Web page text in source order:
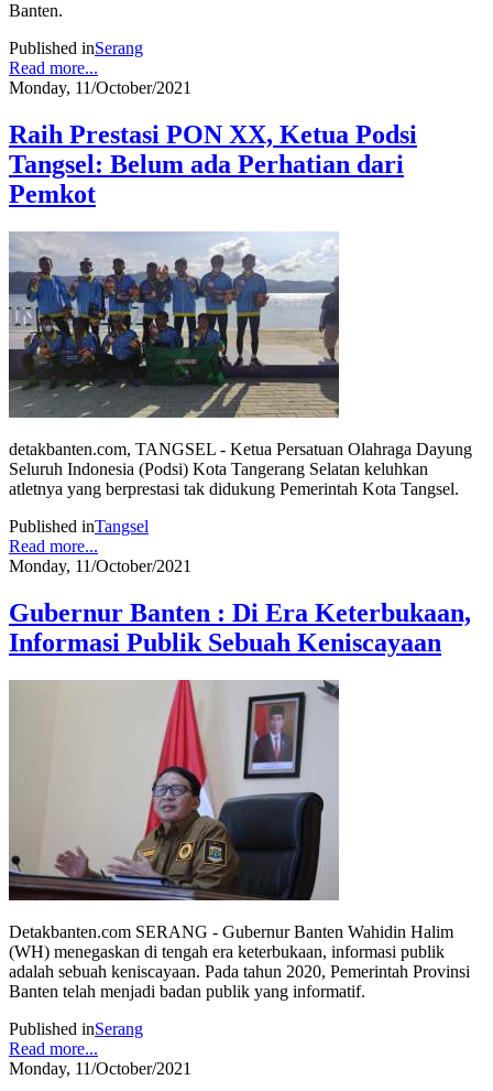
Banten.
Published inSerang
Read more...
Monday, 11/October/2021
Raih Prestasi PON XX, Ketua Podsi
Tangsel: Belum ada Perhatian dari
Pemkot
detakbanten.com, TANGSEL - Ketua Persatuan Olahraga Dayung
Seluruh Indonesia (Podsi) Kota Tangerang Selatan keluhkan
atletnya yang berprestasi tak didukung Pemerintah Kota Tangsel.
Published inTangsel
Read more...
Monday, 11/October/2021
Gubernur Banten : Di Era Keterbukaan,
Informasi Publik Sebuah Keniscayaan
Detakbanten.com SERANG - Gubernur Banten Wahidin Halim
(WH) menegaskan di tengah era keterbukaan, informasi publik
adalah sebuah keniscayaan. Pada tahun 2020, Pemerintah Provinsi
Banten telah menjadi badan publik yang informatif.
Published inSerang
Read more...
Monday, 11/October/2021